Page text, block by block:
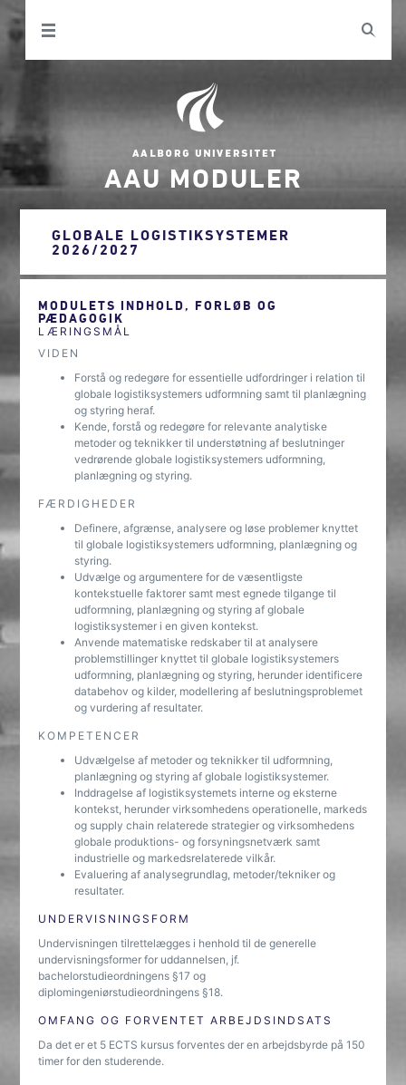
AAU MODULER
GLOBALE LOGISTIKSYSTEMER
2026/2027
MODULETS INDHOLD, FORLØB OG
PÆDAGOGIK
LÆRINGSMÅL
VIDEN
Forstå og redegøre for essentielle udfordringer i relation til
globale logistiksystemers udformning samt til planlægning
og styring heraf.
Kende, forstå og redegøre for relevante analytiske
metoder og teknikker til understøtning af beslutninger
vedrørende globale logistiksystemers udformning,
planlægning og styring.
FÆRDIGHEDER
Definere, afgrænse, analysere og løse problemer knyttet
til globale logistiksystemers udformning, planlægning og
styring.
Udvælge og argumentere for de væsentligste
kontekstuelle faktorer samt mest egnede tilgange til
udformning, planlægning og styring af globale
logistiksystemer i en given kontekst.
Anvende matematiske redskaber til at analysere
problemstillinger knyttet til globale logistiksystemers
udformning, planlægning og styring, herunder identificere
databehov og kilder, modellering af beslutningsproblemet
og vurdering af resultater.
KOMPETENCER
Udvælgelse af metoder og teknikker til udformning,
planlægning og styring af globale logistiksystemer.
Inddragelse af logistiksystemets interne og eksterne
kontekst, herunder virksomhedens operationelle, markeds
og supply chain relaterede strategier og virksomhedens
globale produktions- og forsyningsnetværk samt
industrielle og markedsrelaterede vilkår.
Evaluering af analysegrundlag, metoder/tekniker og
resultater.
UNDERVISNINGSFORM
Undervisningen tilrettelægges i henhold til de generelle
undervisningsformer for uddannelsen, jf.
bachelorstudieordningens §17 og
diplomingeniørstudieordningens §18.
OMFANG OG FORVENTET ARBEJDSINDSATS
Da det er et 5 ECTS kursus forventes der en arbejdsbyrde på 150
timer for den studerende.